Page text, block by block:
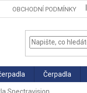
OBCHODNÍ PODMÍNKY
Čerpadla